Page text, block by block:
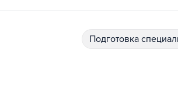
подготовка